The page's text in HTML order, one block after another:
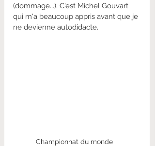
(dommage...). C'est Michel Gouvart
qui m'a beaucoup appris avant que je
ne devienne autodidacte.
Championnat du monde